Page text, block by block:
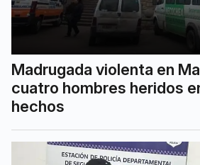
Madrugada violenta en
cuatro hombres heridos
hechos